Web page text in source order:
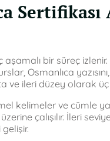
bir süreç
Osmanlıca
ve ileri düzey olarak üç
kelimeler ve cümle
çalışılır. İleri